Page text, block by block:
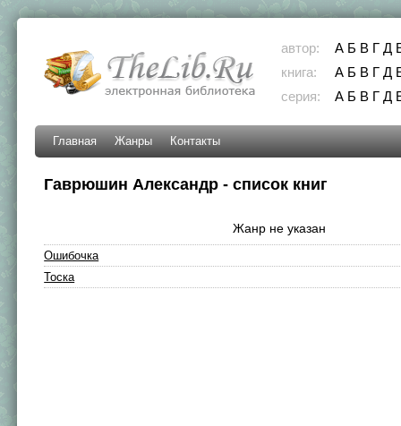
автор: А Б В Г Д
книга:
А Б В Г Д
серия:
А Б В Г Д
Главная Жанры Контакты
Гаврюшин Александр - список книг
Жанр не указан
Ошибочка
Тоска